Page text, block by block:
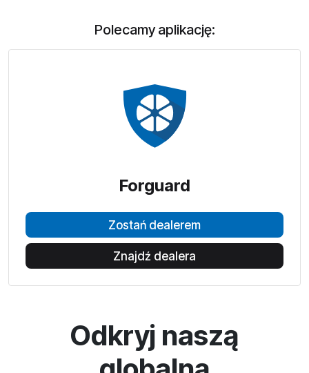
Polecamy aplikację:
Forguard
Zostań dealerem
Znajdź dealera
Odkryj naszą